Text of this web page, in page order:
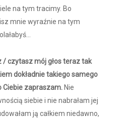
na tym tracimy. Bo
mnie wyraźnie na tym
/ czytasz mój głos teraz tak
dokładnie takiego samego
Ciebie zapraszam. Nie
siebie i nie nabrałam jej
ją całkiem niedawno,